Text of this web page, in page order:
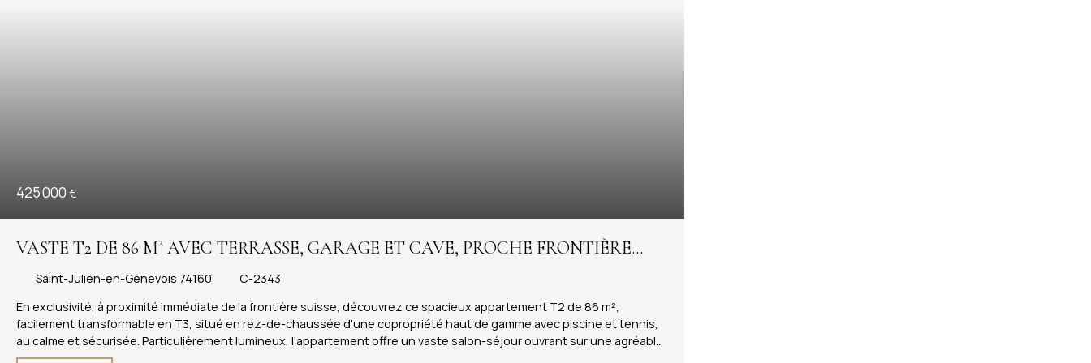
425 000 €
VASTE T2 DE 86 M² AVEC TERRASSE, GARAGE ET CAVE, PROCHE FRONTIÈRE
SUISSE
Saint-Julien-en-Genevois 74160
C-2343
En exclusivité, à proximité immédiate de la frontière suisse, découvrez ce spacieux appartement T2 de 86 m²,
facilement transformable en T3, situé en rez-de-chaussée d'une copropriété haut de gamme avec piscine et tennis,
au calme et sécurisée. Particulièrement lumineux, l'appartement offre un vaste salon-séjour ouvrant sur une agréable
terrasse, idéale pour profiter des beaux jours. La cuisine indépendante, entièrement aménagée et équipée, dispose